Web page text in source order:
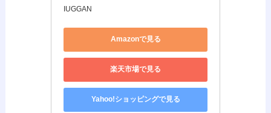
IUGGAN
Amazonで見る
楽天市場で見る
Yahoo!ショッピングで見る